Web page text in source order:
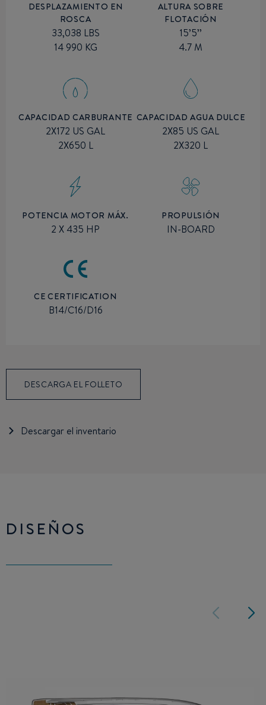
DESPLAZAMIENTO EN
ROSCA
33,038 LBS
14 990 KG
ALTURA SOBRE
FLOTACIÓN
15’5’’
4.7 M
CAPACIDAD CARBURANTE
2X172 US GAL
2X650 L
CAPACIDAD AGUA DULCE
2X85 US GAL
2X320 L
POTENCIA MOTOR MÁX.
2 X 435 HP
PROPULSIÓN
IN-BOARD
CE CERTIFICATION
B14/C16/D16
DESCARGA EL FOLLETO
Descargar el inventario
DISEÑOS